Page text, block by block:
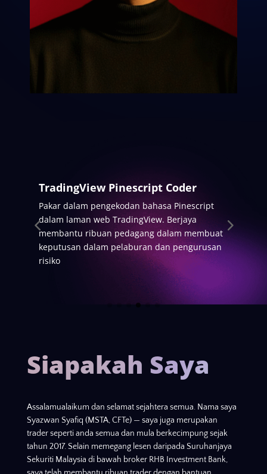
TradingView Pinescript Coder
Pakar dalam pengekodan bahasa Pinescript
dalam laman web TradingView. Berjaya
membantu ribuan pedagang dalam membuat
keputusan dalam pelaburan dan pengurusan
risiko
Siapakah Saya
Assalamualaikum dan selamat sejahtera semua. Nama saya
Syazwan Syafiq (MSTA, CFTe) — saya juga merupakan
trader seperti anda semua dan mula berkecimpung sejak
tahun 2017. Selain memegang lesen daripada Suruhanjaya
Sekuriti Malaysia di bawah broker RHB Investment Bank,